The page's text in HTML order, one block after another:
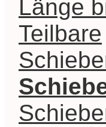
Länge
Teilbare